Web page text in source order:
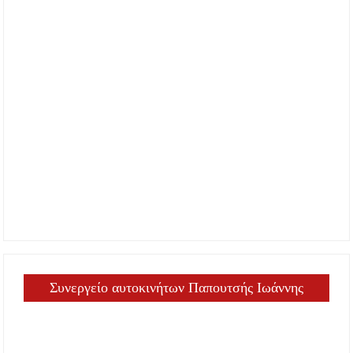
Συνεργείο αυτοκινήτων Παπουτσής Ιωάννης